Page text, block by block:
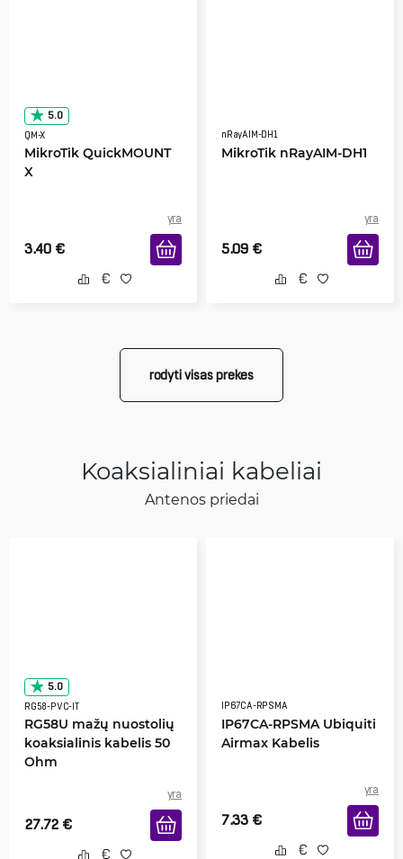
5.0
QM-X
MikroTik QuickMOUNT
X
yra
3.40 €
nRayAIM-DH1
MikroTik nRayAIM-DH1
yra
5.09 €
rodyti visas prekes
Koaksialiniai kabeliai
Antenos priedai
5.0
RG58-PVC-IT
RG58U mažų nuostolių
koaksialinis kabelis 50
Ohm
yra
27.72 €
IP67CA-RPSMA
IP67CA-RPSMA Ubiquiti
Airmax Kabelis
yra
7.33 €